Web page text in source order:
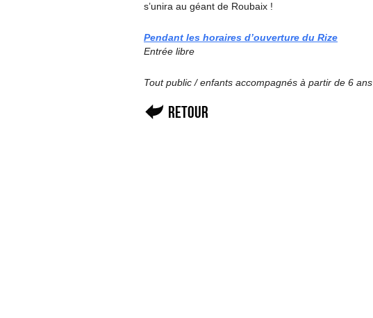
s’unira au géant de Roubaix !
Pendant les horaires d’ouverture du Rize
Entrée libre
Tout public / enfants accompagnés à partir de 6 ans
Retour